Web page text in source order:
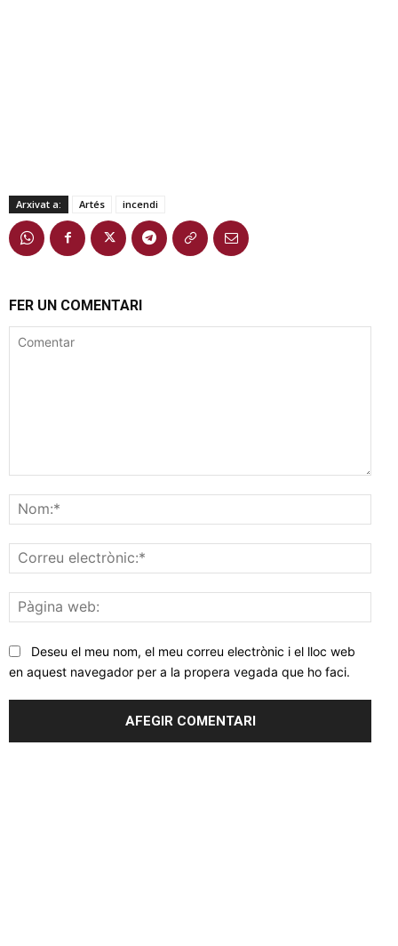
Arxivat a: Artés incendi
FER UN COMENTARI
web:
Deseu el meu nom, el meu correu electrònic i el lloc web
en aquest navegador per a la propera vegada que ho faci.